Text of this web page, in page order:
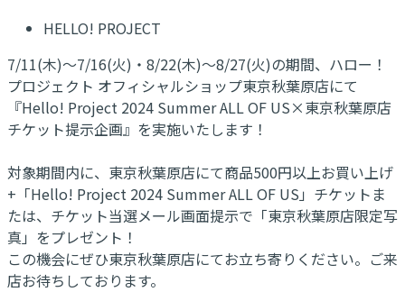
HELLO! PROJECT
7/11(木)～7/16(火)・8/22(木)～8/27(火)の期間、ハロー！
プロジェクト オフィシャルショップ東京秋葉原店にて
『Hello! Project 2024 Summer ALL OF US×東京秋葉原店
チケット提示企画』を実施いたします！
対象期間内に、東京秋葉原店にて商品500円以上お買い上げ
+「Hello! Project 2024 Summer ALL OF US」チケットま
たは、チケット当選メール画面提示で「東京秋葉原店限定写
真」をプレゼント！
この機会にぜひ東京秋葉原店にてお立ち寄りください。ご来
店お待ちしております。